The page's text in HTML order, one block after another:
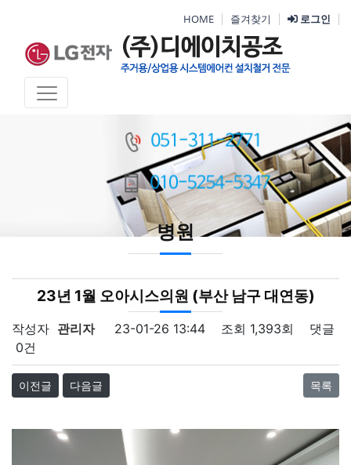
HOME 즐겨찾기 로그인
병원
23년 1월 오아시스의원 (부산 남구 대연동)
작성자 관리자 23-01-26 13:44 조회 1,393회
댓글
0건
이전글 다음글 목록